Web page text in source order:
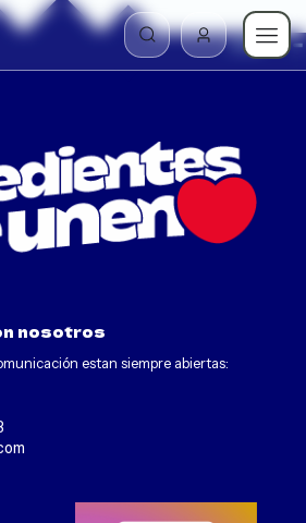
nosotros
estan siempre abiertas: